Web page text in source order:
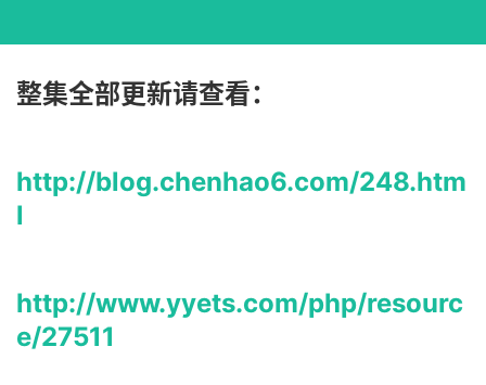
整集全部更新请查看：
http://blog.chenhao6.com/248.htm
l
http://www.yyets.com/php/resourc
e/27511